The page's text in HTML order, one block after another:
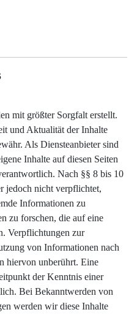
mit größter Sorgfalt erstellt.
und Aktualität der Inhalte
Als Diensteanbieter sind
Inhalte auf diesen Seiten
Nach §§ 8 bis 10
jedoch nicht verpflichtet,
Informationen zu
zu forschen, die auf eine
Verpflichtungen zur
von Informationen nach
hiervon unberührt. Eine
der Kenntnis einer
Bei Bekanntwerden von
werden wir diese Inhalte